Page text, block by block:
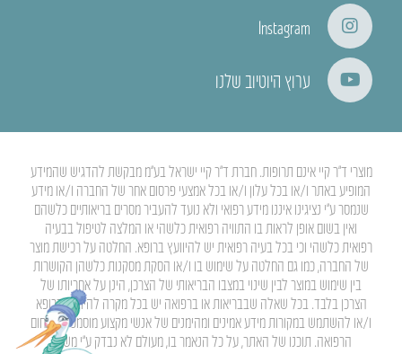
Instagram
ערוץ היוטיוב שלנו
מוצרי ד”ר קיי אינם תרופות. חברת ד”ר קיי ישראל בע”מ מבקשת להדגיש שהמידע
המופיע באתר ו/או בכל עלון ו/או בכל אמצעי פרסום אחר של החברה ו/או מידע
שנמסר ע”י נציגינו איננו מידע רפואי ולא נועד להעביר מסרים בריאותיים כלשהם
ואין בשום אופן לראות בו התוויה רפואית כלשהי או המלצה לטיפול בבעיה
רפואית כלשהי וכי בכל בעיה רפואית יש להיוועץ ברופא. החלטה על רכישת מוצר
של החברה, כמו גם החלטה על שימוש בו ו/או הסקת מסקנות כלשהן הקושרות
בין שימוש במוצר לבין שינוי במצבו הבריאותי של הצרכן, הינן על אחריותו של
הצרכן בלבד. בכל שאלה שבבריאות או ברפואה יש בכל מקרה להיוועץ ברופא
ו/או להשתמש במקורות מידע אמינים ומהימנים של אנשי מקצוע מוסמכים בתחום
הרפואה. תוכנו של האתר, על כל הנאמר בו, מעולם לא נבדק ע”י משרד